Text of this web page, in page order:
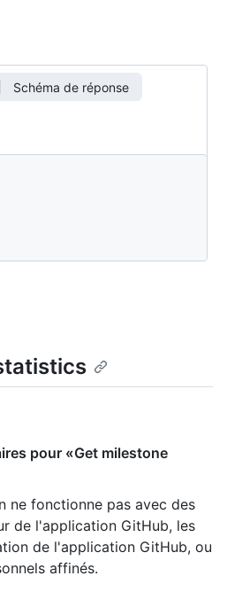
Schéma de réponse
pour «Get milestone
ne fonctionne pas avec des
de l'application GitHub, les
de l'application GitHub, ou
affinés.